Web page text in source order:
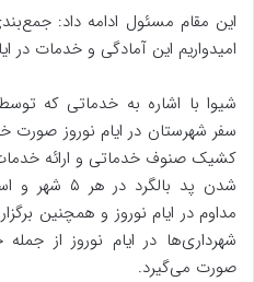
این مقام مسئول ادامه داد:
امیدواریم این آمادگی و خدمات در
شیوا با اشاره به خدماتی که
سفر شهرستان در ایام نوروز
کشیک صنوف خدماتی و ارائه
شدن پد
مداوم در ایام نوروز و همچنین
شهرداری‌ها در ایام نوروز از
صورت می‌گیرد.